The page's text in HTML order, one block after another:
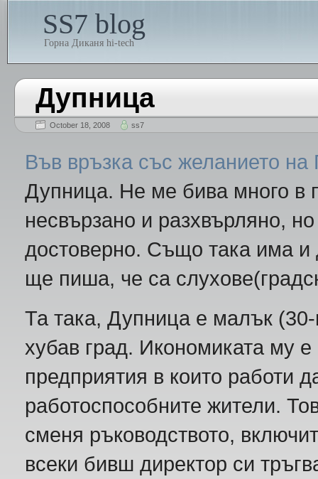
SS7 blog
Горна Диканя hi-tech
Дупница
October 18, 2008 ss7
Във връзка със желанието на
Дупница. Не ме бива много в
несвързано и разхвърляно,
достоверно. Също така има и
ще пиша, че са
Та така, Дупница е малък
хубав град. Икономиката му
предприятия в които работи
работоспособните жители.
сменя ръководството,
всеки бивш директор си